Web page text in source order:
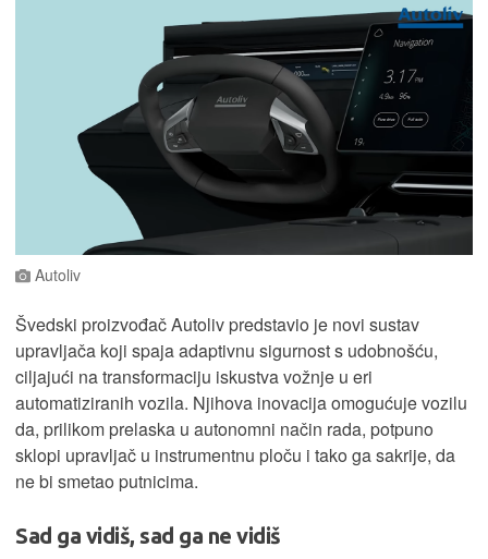
Autoliv
Švedski proizvođač Autoliv predstavio je novi sustav
upravljača koji spaja adaptivnu sigurnost s udobnošću,
ciljajući na transformaciju iskustva vožnje u eri
automatiziranih vozila. Njihova inovacija omogućuje vozilu
da, prilikom prelaska u autonomni način rada, potpuno
sklopi upravljač u instrumentnu ploču i tako ga sakrije, da
ne bi smetao putnicima.
Sad ga vidiš, sad ga ne vidiš